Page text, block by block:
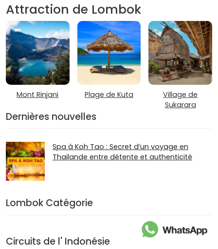
Attraction de Lombok
Mont Rinjani Plage de Kuta
Village de
Sukarara
Dernières nouvelles
Spa à Koh Tao : Secret d’un voyage en
Thaïlande entre détente et authenticité
Lombok Catégorie
Circuits de l' Indonésie